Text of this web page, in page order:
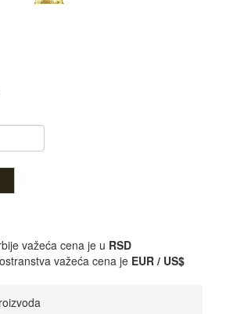
važeća cena je u RSD
važeća cena je EUR / US$